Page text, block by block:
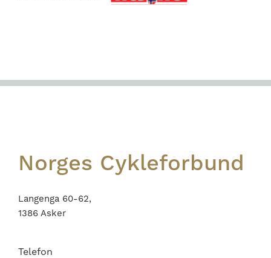
Footer
Norges Cykleforbund
Langenga 60-62,
1386 Asker
Telefon